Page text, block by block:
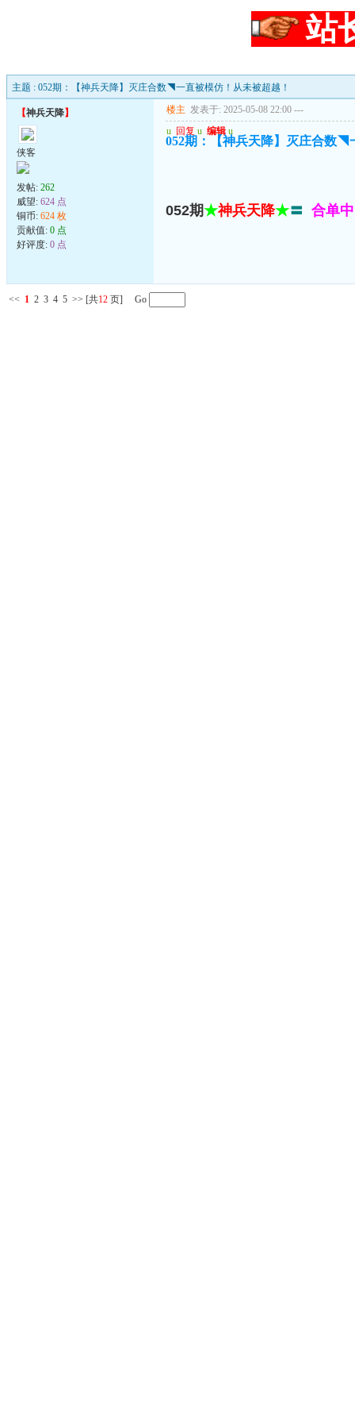
站
主题 : 052期：【神兵天降】灭庄合数◥一直被模仿！从未被超越！
【神兵天降】
侠客
发帖: 262
威望: 624 点
铜币: 624 枚
贡献值: 0 点
好评度: 0 点
楼主 发表于: 2025-05-08 22:00 ---
u 回复 u 编辑 u
052期：【神兵天降】灭庄合数◥
052期★神兵天降★〓 合单中
<< 1 2 3 4 5 >> [共12 页] Go